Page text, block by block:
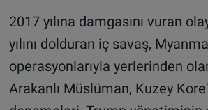
2017 yılına damgasını vuran
yılını dolduran iç savaş,
operasyonlarıyla yerlerinden
Arakanlı Müslüman, Kuzey